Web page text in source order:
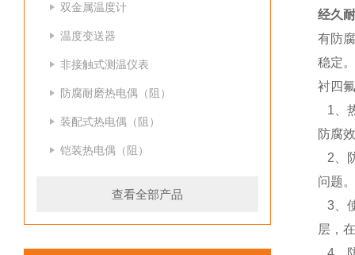
双金属温度计
温度变送器
非接触式测温仪表
防腐耐磨热电偶（阻）
装配式热电偶（阻）
铠装热电偶（阻）
查看全部产品
经久
有防
稳定
衬四
1、
防腐
2、
问题
3、
层，